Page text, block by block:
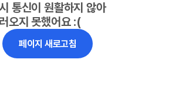
통신이 원활하지 않아
오지 못했어요 :(
페이지 새로고침